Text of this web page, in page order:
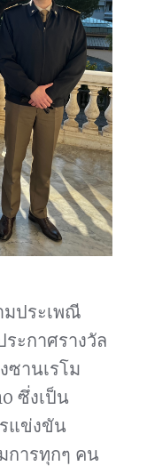
มประเพณี
ะกาศรางวัล
านเรโม
ซึ่งเป็น
แข่งขัน
การทุกๆ คน